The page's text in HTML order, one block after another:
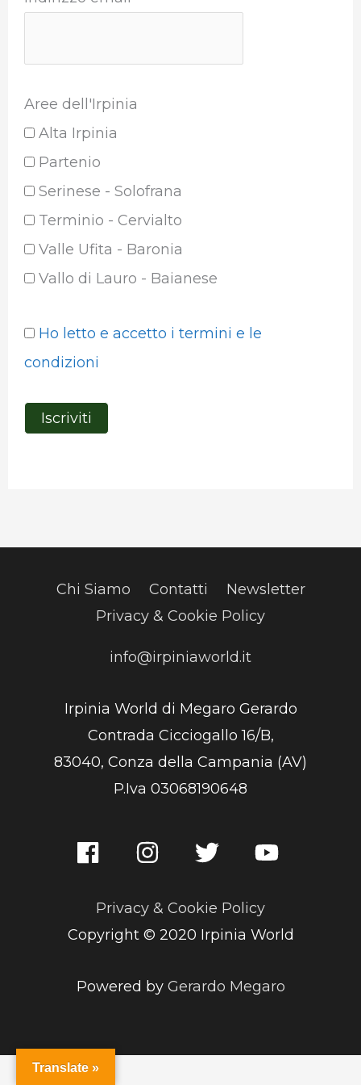
Aree dell'Irpinia
Alta Irpinia
Partenio
Serinese - Solofrana
Terminio - Cervialto
Valle Ufita - Baronia
Vallo di Lauro - Baianese
Ho letto e accetto i termini e le
condizioni
Chi Siamo Contatti
Newsletter
Privacy & Cookie Policy
info@irpiniaworld.it
Irpinia World di Megaro Gerardo
Contrada Cicciogallo 16/B,
83040, Conza della Campania (AV)
P.Iva 03068190648
Privacy & Cookie Policy
Copyright © 2020 Irpinia World
Powered by Gerardo Megaro
Translate »